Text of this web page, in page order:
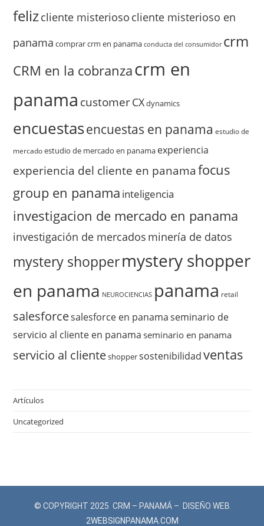
felizcliente misterioso cliente misterioso en
panama comprar crm en panama conducta del consumidor crm
CRM en la cobranzacrm en
panama customerCXdynamics
encuestasencuestas en panama estudio de
mercado estudio de mercado en panama experiencia
experiencia del cliente en panama focus
group en panama inteligencia
investigacion de mercado en panama
investigación de mercados minería de datos
mystery shoppermystery shopper
en panama NEUROCIENCIAS panama retail
salesforcesalesforce en panama seminario de
servicio al cliente en panama seminario en panama
servicio al clienteshoppersostenibilidad ventas
Artículos
Uncategorized
© COPYRIGHT 2025 CRM – PANAMÁ – DISEÑO WEB
2WEBSIGNPANAMA.COM